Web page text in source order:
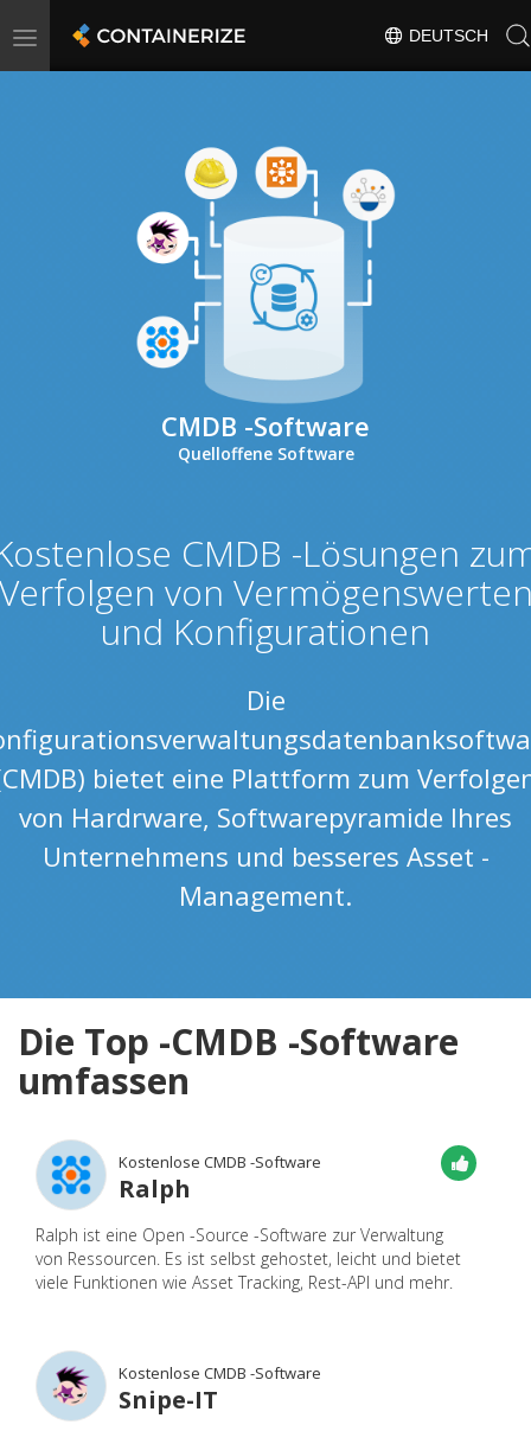
Toggle
DEUTSCH
CMDB -Software
Quelloffene Software
CMDB -Lösungen
von
und Konfigurationen
Die
bietet eine Plattform zum
von Hardrware, Softwarepyramide Ihres
Unternehmens und besseres Asset -
Management.
Die Top -CMDB -Software
umfassen
Kostenlose CMDB -Software
Ralph
Ralph ist eine Open -Source -Software zur Verwaltung
von Ressourcen. Es ist selbst gehostet, leicht und bietet
viele Funktionen wie Asset Tracking, Rest-API und mehr.
Kostenlose CMDB -Software
Snipe-IT